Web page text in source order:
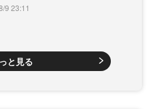
9 23:11
と見る